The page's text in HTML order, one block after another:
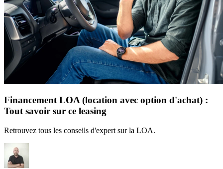
Financement LOA (location avec option d'achat) :
Tout savoir sur ce leasing
Retrouvez tous les conseils d'expert sur la LOA.